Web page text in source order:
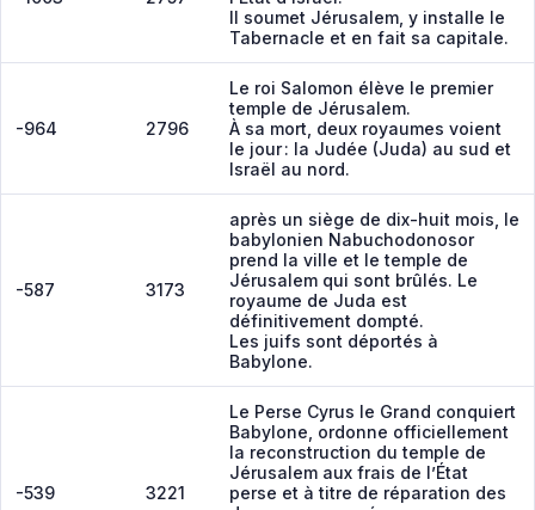
Il soumet Jérusalem, y installe le
Tabernacle et en fait sa capitale.
-964 2796
Le roi Salomon élève le premier
temple de Jérusalem.
À sa mort, deux royaumes voient
le jour: la Judée (Juda) au sud et
Israël au nord.
-587 3173
après un siège de dix-huit mois, le
babylonien Nabuchodonosor
prend la ville et le temple de
Jérusalem qui sont brûlés. Le
royaume de Juda est
définitivement dompté.
Les juifs sont déportés à
Babylone.
-539 3221
Le Perse Cyrus le Grand conquiert
Babylone, ordonne officiellement
la reconstruction du temple de
Jérusalem aux frais de l’État
perse et à titre de réparation des